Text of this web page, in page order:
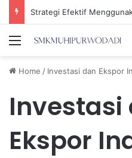
Menu
Home / Investasi dan Ekspor
Investasi
Ekspor